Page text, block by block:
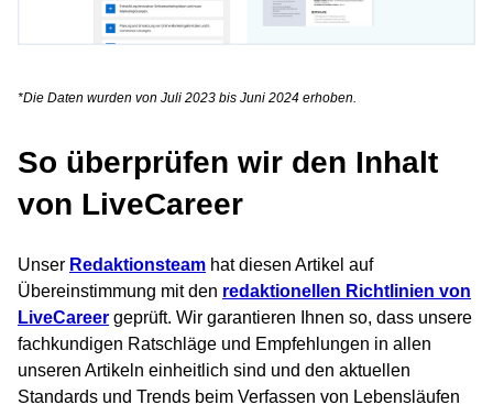
*Die Daten wurden von Juli 2023 bis Juni 2024 erhoben.
So überprüfen wir den Inhalt
von LiveCareer
Unser Redaktionsteam hat diesen Artikel auf
Übereinstimmung mit den redaktionellen Richtlinien von
LiveCareer geprüft. Wir garantieren Ihnen so, dass unsere
fachkundigen Ratschläge und Empfehlungen in allen
unseren Artikeln einheitlich sind und den aktuellen
Standards und Trends beim Verfassen von Lebensläufen